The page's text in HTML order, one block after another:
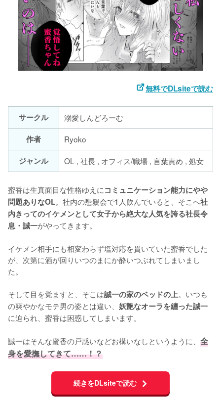
無料でDLsiteで読む
サークル
溺愛しんどろーむ
作者
Ryoko
ジャンル
OL , 社長 , オフィス/職場 , 言葉責め , 処女
蜜香は生真面目な性格ゆえにコミュニケーション能力にやや
問題ありなOL。社内の懇親会で1人飲んでいると、そこへ社
内きってのイケメンとして女子から絶大な人気を誇る社長令
息・誠一がやってきます。
イケメン相手にも相変わらず塩対応を貫いていた蜜香でした
が、次第に酒が回りいつのまにか酔いつぶれてしまいまし
た。
そして目を覚ますと、そこは誠一の家のベッドの上。いつも
の爽やかなモテ男の姿とは違い、 妖艶なオーラを纏った誠一
に迫られ、蜜香は困惑してしまいます。
誠一はそんな蜜香の戸惑いなどお構いなしというように、 全
身を愛撫してきて……！？
続きをDLsiteで読む